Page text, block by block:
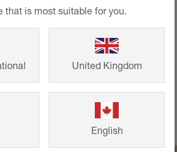
färdiga bygg- och
och hämta inspiration
that is most suitable for you.
United Kingdom
English